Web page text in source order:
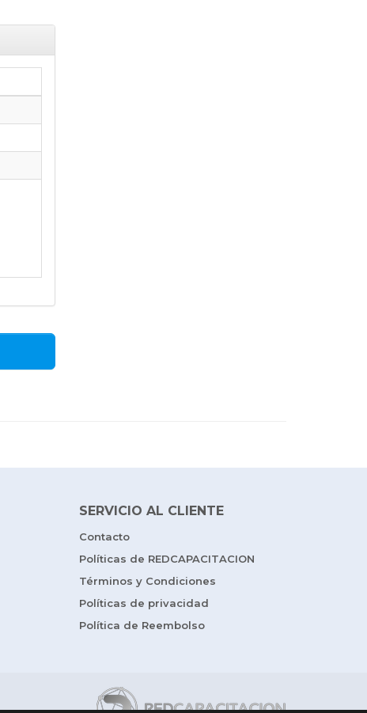
SERVICIO AL CLIENTE
Contacto
Políticas de REDCAPACITACION
Términos y Condiciones
Políticas de privacidad
Política de Reembolso